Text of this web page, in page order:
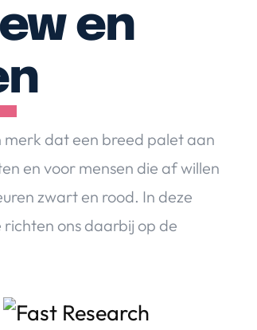
en
merk dat een breed palet aan
en voor mensen die af willen
zwart en rood. In deze
richten ons daarbij op de